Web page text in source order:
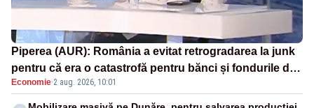
Piperea (AUR): România a evitat retrogradarea la junk
pentru că era o catastrofă pentru bănci și fondurile de
pensii
Economie·2 aug. 2026, 10:01